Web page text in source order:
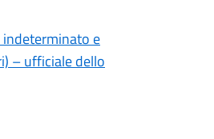
indeterminato e
– ufficiale dello